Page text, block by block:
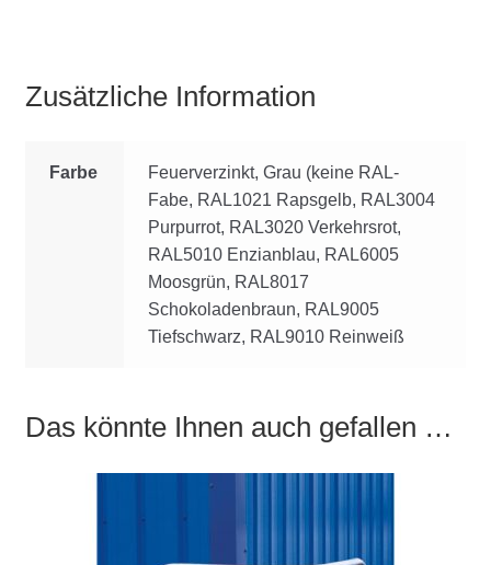
Zusätzliche Information
Farbe
Feuerverzinkt, Grau (keine RAL-
Fabe, RAL1021 Rapsgelb, RAL3004
Purpurrot, RAL3020 Verkehrsrot,
RAL5010 Enzianblau, RAL6005
Moosgrün, RAL8017
Schokoladenbraun, RAL9005
Tiefschwarz, RAL9010 Reinweiß
Das könnte Ihnen auch gefallen …